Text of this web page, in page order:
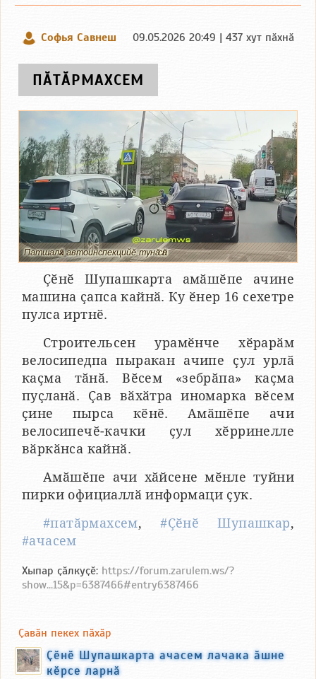
Софья Савнеш 09.05.2026 20:49 | 437 хут пӑхнӑ
ПӐТӐРМАХСЕМ
Патшалӑх автоинспекцийӗ тунӑ сӑн
Ҫӗнӗ Шупашкарта амӑшӗпе ачине
машина ҫапса кайнӑ. Ку ӗнер 16 сехетре
пулса иртнӗ.
Строительсен урамӗнче хӗрарӑм
велосипедпа пыракан ачипе ҫул урлӑ
каҫма тӑнӑ. Вӗсем «зебрӑпа» каҫма
пуҫланӑ. Ҫав вӑхӑтра иномарка вӗсем
ҫине пырса кӗнӗ. Амӑшӗпе ачи
велосипечӗ-качки ҫул хӗрринелле
вӑркӑнса кайнӑ.
Амӑшӗпе ачи хӑйсене мӗнле туйни
пирки официаллӑ информаци ҫук.
#патӑрмахсем,#Ҫӗнӗ Шупашкар,
#ачасем
Хыпар ҫӑлкуҫӗ: https://forum.zarulem.ws/?
show...15&p=6387466#entry6387466
Ҫавӑн пекех пӑхӑр
Ҫӗнӗ Шупашкарта ачасем лачака ӑшне
кӗрсе ларнӑ